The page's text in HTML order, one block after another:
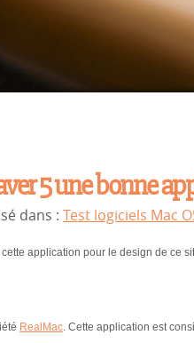
5 une bonne
dans : Test logiciels Mac
application pour le design de ce
RealMac. Cette application est